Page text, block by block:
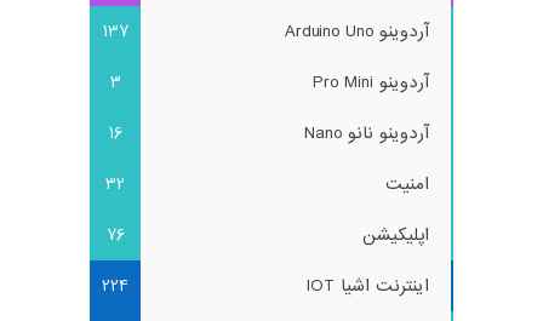
آردوینو Arduino Uno
137
آردوینو Pro Mini
3
آردوینو نانو Nano
16
امنیت
32
اپلیکیشن
76
اینترنت اشیا IOT
224